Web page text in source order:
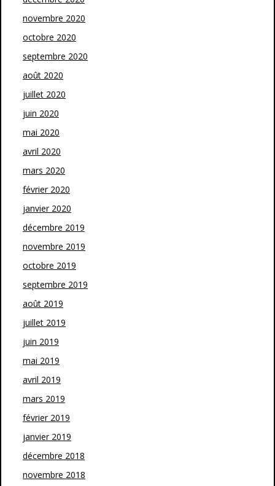
novembre 2020
octobre 2020
septembre 2020
août 2020
juillet 2020
juin 2020
mai 2020
avril 2020
mars 2020
février 2020
janvier 2020
décembre 2019
novembre 2019
octobre 2019
septembre 2019
août 2019
juillet 2019
juin 2019
mai 2019
avril 2019
mars 2019
février 2019
janvier 2019
décembre 2018
novembre 2018